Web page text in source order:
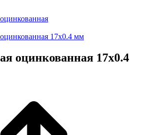
17x0.4 мм
оцинкованная 17x0.4